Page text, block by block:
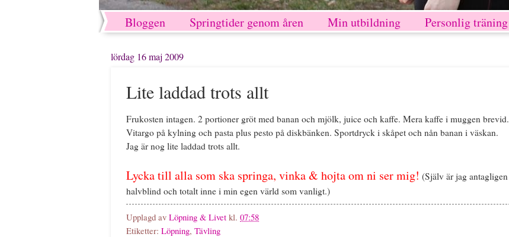
Bloggen Springtider genom åren Min utbildning Personlig träning
lördag 16 maj 2009
Lite laddad trots allt
Frukosten intagen. 2 portioner gröt med banan och mjölk, juice och kaffe. Mera kaffe i muggen brevid.
Vitargo på kylning och pasta plus pesto på diskbänken. Sportdryck i skåpet och nån banan i väskan.
Jag är nog lite laddad trots allt.
Lycka till alla som ska springa, vinka & hojta om ni ser mig! (Själv är jag antagligen
halvblind och totalt inne i min egen värld som vanligt.)
Upplagd av Löpning & Livet kl. 07:58
Etiketter: Löpning, Tävling